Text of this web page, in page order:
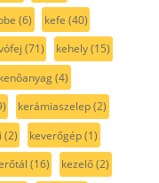
(6) kefe (40)
(71) kehely(15)
kenőanyag(4)
kerámiaszelep(2)
(2) keverőgép(1)
(16) kezelő(2)